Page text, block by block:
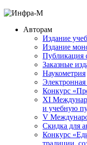
Авторам
Издание
Издание
Публикация
Заказные
Наукометрия
Конкурс
XI
и учебную
V
Скидка для
Конкурс
традиции,